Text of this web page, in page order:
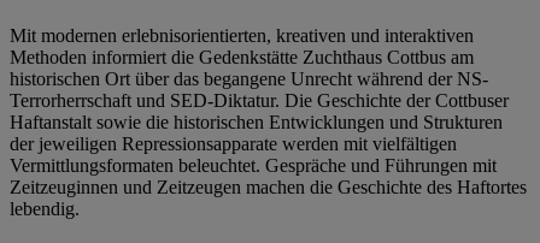
Mit modernen erlebnisorientierten, kreativen und interaktiven
Methoden informiert die Gedenkstätte Zuchthaus Cottbus am
historischen Ort über das begangene Unrecht während der NS-
Terrorherrschaft und SED-Diktatur. Die Geschichte der Cottbuser
Haftanstalt sowie die historischen Entwicklungen und Strukturen
der jeweiligen Repressionsapparate werden mit vielfältigen
Vermittlungsformaten beleuchtet. Gespräche und Führungen mit
Zeitzeuginnen und Zeitzeugen machen die Geschichte des Haftortes
lebendig.